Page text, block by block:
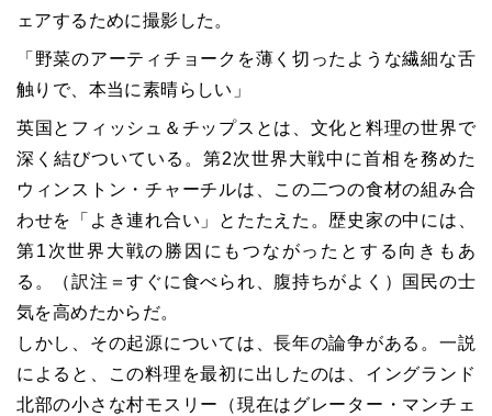
ェアするために撮影した。
「野菜のアーティチョークを薄く切ったような繊細な舌
触りで、本当に素晴らしい」
英国とフィッシュ＆チップスとは、文化と料理の世界で
深く結びついている。第2次世界大戦中に首相を務めた
ウィンストン・チャーチルは、この二つの食材の組み合
わせを「よき連れ合い」とたたえた。歴史家の中には、
第1次世界大戦の勝因にもつながったとする向きもあ
る。（訳注＝すぐに食べられ、腹持ちがよく）国民の士
気を高めたからだ。
しかし、その起源については、長年の論争がある。一説
によると、この料理を最初に出したのは、イングランド
北部の小さな村モスリー（現在はグレーター・マンチェ